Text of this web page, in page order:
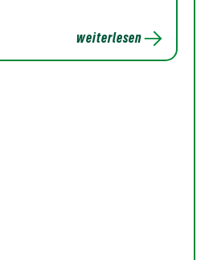
weiterlesen